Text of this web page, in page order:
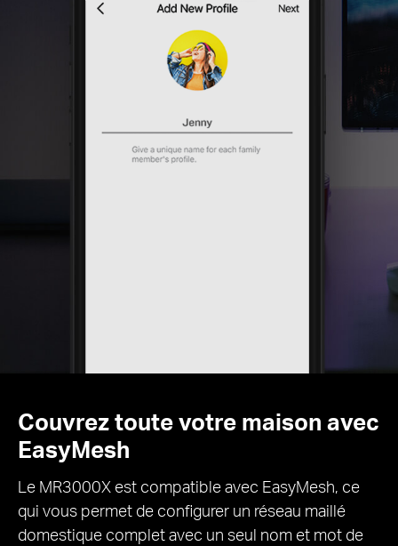
Couvrez toute votre maison avec
EasyMesh
Le MR3000X est compatible avec EasyMesh, ce
qui vous permet de configurer un réseau maillé
domestique complet avec un seul nom et mot de